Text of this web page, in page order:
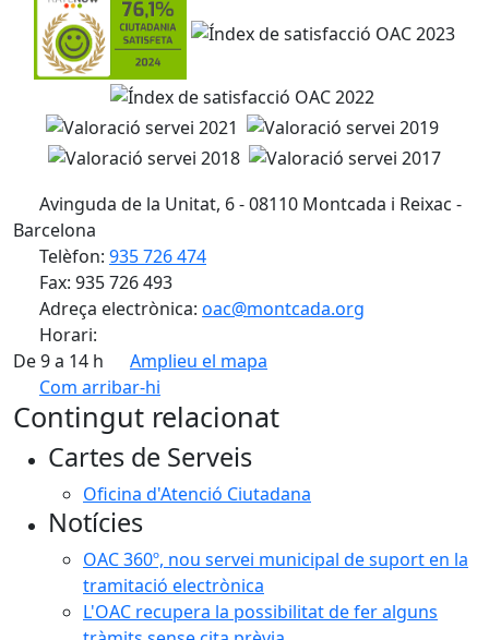
Avinguda de la Unitat, 6 - 08110 Montcada i Reixac -
Barcelona
Telèfon: 935 726 474
Fax: 935 726 493
Adreça electrònica: oac@montcada.org
Horari:
De 9 a 14 h
Amplieu el mapa
Com arribar-hi
+
−
Contingut relacionat
Cartes de Serveis
Oficina d'Atenció Ciutadana
Notícies
OAC 360º, nou servei municipal de suport en la
tramitació electrònica
L'OAC recupera la possibilitat de fer alguns